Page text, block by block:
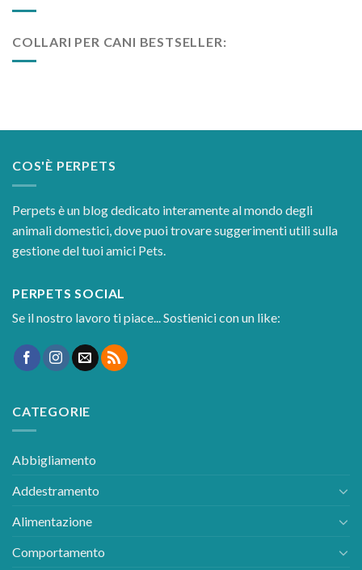
COLLARI PER CANI BESTSELLER:
COS'È PERPETS
Perpets è un blog dedicato interamente al mondo degli
animali domestici, dove puoi trovare suggerimenti utili sulla
gestione del tuoi amici Pets.
PERPETS SOCIAL
Se il nostro lavoro ti piace... Sostienici con un like:
CATEGORIE
Abbigliamento
Addestramento
Alimentazione
Comportamento